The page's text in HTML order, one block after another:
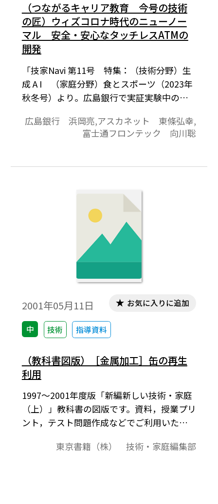
（つながるキャリア教育 今号の技術
の匠）ウィズコロナ時代のニューノー
マル 安全・安心なタッチレスATMの
開発
「技家Navi 第11号 特集：（技術分野）生
成 A I （家庭分野）食とスポーツ（2023年
秋冬号）より。広島銀行で実証実験中の未
話を伺いました。
広島銀行 浜岡亮,アスカネット 東條弘幸,
富士通フロンテック 向川聡
2001年05月11日
中 技術 指導資料
お気に入りに追加
（教科書図版）［金属加工］缶の再生
利用
1997～2001年度版「新編新しい技術・家庭
（上）」教科書の図版です。資料，授業プリ
ント，テスト問題作成などでご利用いただ
費・回収・熔解・地金・圧延・材料など。
東京書籍（株） 技術・家庭編集部